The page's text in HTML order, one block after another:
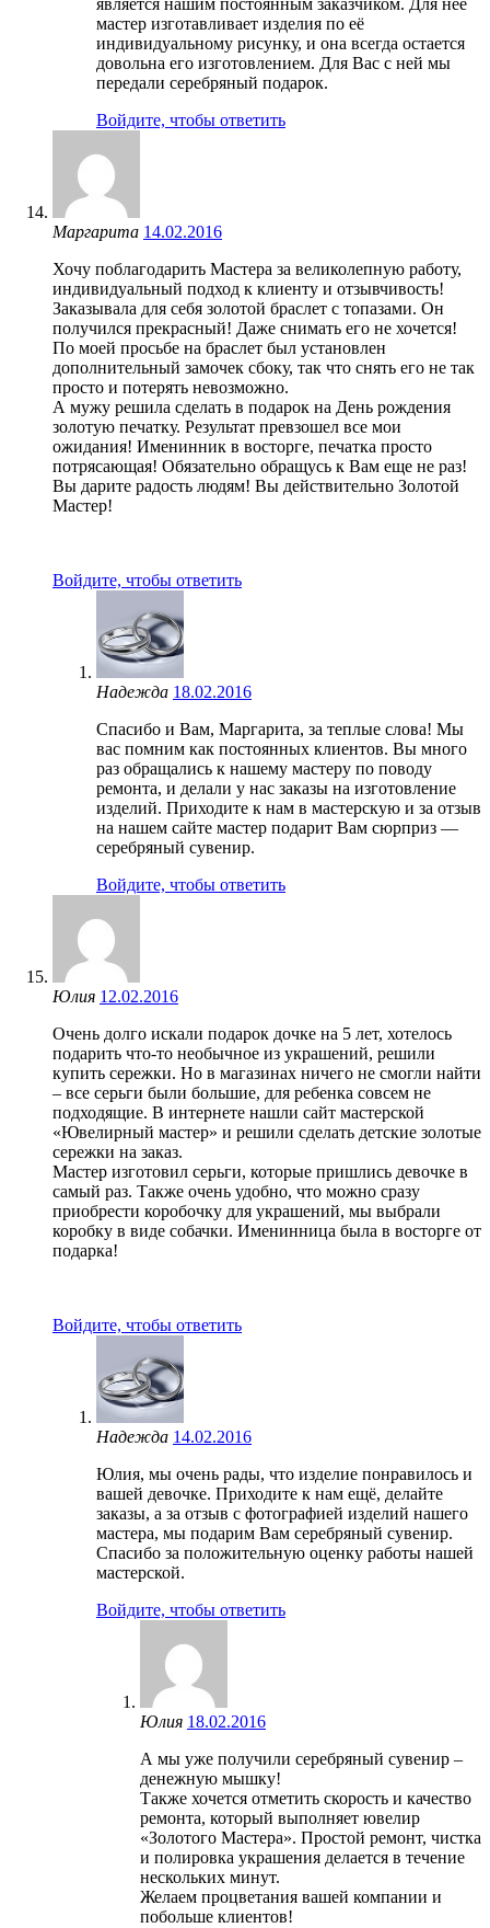
является нашим постоянным заказчиком. Для нее
мастер изготавливает изделия по её
индивидуальному рисунку, и она всегда остается
довольна его изготовлением. Для Вас с ней мы
передали серебряный подарок.
Войдите, чтобы ответить
Маргарита 14.02.2016
Хочу поблагодарить Мастера за великолепную работу,
индивидуальный подход к клиенту и отзывчивость!
Заказывала для себя золотой браслет с топазами. Он
получился прекрасный! Даже снимать его не хочется!
По моей просьбе на браслет был установлен
дополнительный замочек сбоку, так что снять его не так
просто и потерять невозможно.
А мужу решила сделать в подарок на День рождения
золотую печатку. Результат превзошел все мои
ожидания! Именинник в восторге, печатка просто
потрясающая! Обязательно обращусь к Вам еще не раз!
Вы дарите радость людям! Вы действительно Золотой
Мастер!
Войдите, чтобы ответить
Надежда 18.02.2016
Спасибо и Вам, Маргарита, за теплые слова! Мы
вас помним как постоянных клиентов. Вы много
раз обращались к нашему мастеру по поводу
ремонта, и делали у нас заказы на изготовление
изделий. Приходите к нам в мастерскую и за отзыв
на нашем сайте мастер подарит Вам сюрприз —
серебряный сувенир.
Войдите, чтобы ответить
Юлия 12.02.2016
Очень долго искали подарок дочке на 5 лет, хотелось
подарить что-то необычное из украшений, решили
купить сережки. Но в магазинах ничего не смогли найти
– все серьги были большие, для ребенка совсем не
подходящие. В интернете нашли сайт мастерской
«Ювелирный мастер» и решили сделать детские золотые
сережки на заказ.
Мастер изготовил серьги, которые пришлись девочке в
самый раз. Также очень удобно, что можно сразу
приобрести коробочку для украшений, мы выбрали
коробку в виде собачки. Именинница была в восторге от
подарка!
Войдите, чтобы ответить
Надежда 14.02.2016
Юлия, мы очень рады, что изделие понравилось и
вашей девочке. Приходите к нам ещё, делайте
заказы, а за отзыв с фотографией изделий нашего
мастера, мы подарим Вам серебряный сувенир.
Спасибо за положительную оценку работы нашей
мастерской.
Войдите, чтобы ответить
Юлия 18.02.2016
А мы уже получили серебряный сувенир –
денежную мышку!
Также хочется отметить скорость и качество
ремонта, который выполняет ювелир
«Золотого Мастера». Простой ремонт, чистка
и полировка украшения делается в течение
нескольких минут.
Желаем процветания вашей компании и
побольше клиентов!